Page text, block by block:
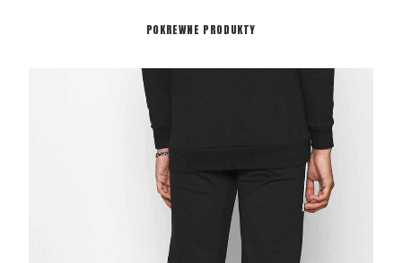
POKREWNE PRODUKTY